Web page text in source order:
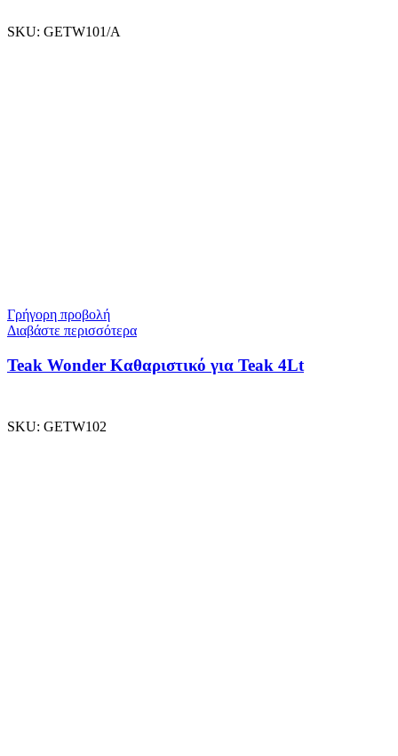
SKU: GETW101/A
Γρήγορη προβολή
Διαβάστε περισσότερα
Teak Wonder Καθαριστικό για Teak 4Lt
SKU: GETW102